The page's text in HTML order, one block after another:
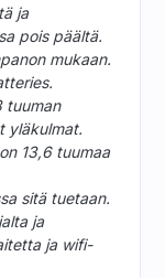
ja
pois päältä.
mukaan.
tuuman
yläkulmat.
13,6 tuumaa
sitä tuetaan.
ja
ja wifi-